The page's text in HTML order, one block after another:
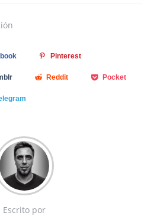
Pinterest
Reddit Pocket
Escrito por